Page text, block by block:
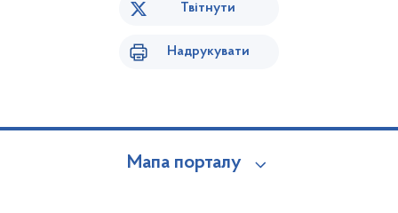
Твітнути
Надрукувати
Мапа порталу